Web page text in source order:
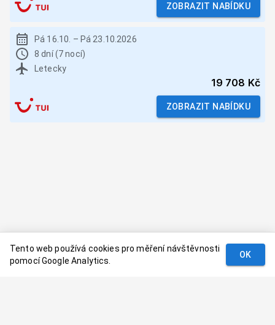
ZOBRAZIT NABÍDKU
Pá 16.10. – Pá 23.10.2026
8 dní (7 nocí)
Letecky
19 708 Kč
ZOBRAZIT NABÍDKU
Tento web používá cookies pro měření návštěvnosti
pomocí Google Analytics.
OK